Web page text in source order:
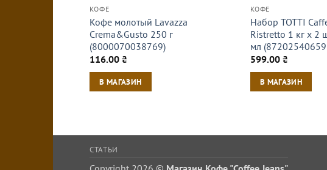
КОФЕ
Кофе молотый Lavazza
Crema&Gusto 250 г
(8000070038769)
116.00 ₴
В МАГАЗИН
КОФЕ
Набор TOTTI
Ristrettо 1 кг х 2
мл
599.00 ₴
В МАГАЗИН
СТАТЬИ